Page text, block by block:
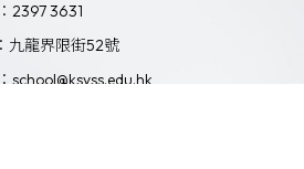
2397 3631
九龍界限街52號
school@ksyss.edu.hk